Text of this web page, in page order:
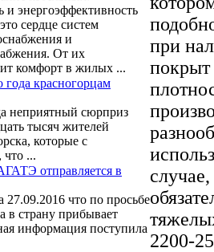
сердце систем
и
От их
комфорт в жилых ...
года красногорцам
неприятный сюрприз
тысяч жителей
которые с
...
отправляется в
27.09.2016 что по просьбе
в страну прибывает
информация поступила
при
покрыт
2200-